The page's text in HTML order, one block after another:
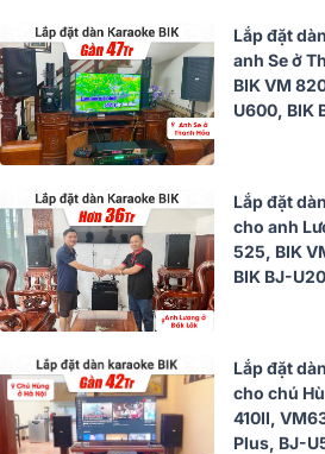
Lắp đặt
anh Se ở
BIK VM
U600, BIK
Lắp đặt
cho anh
525, BIK
BIK BJ-
Lắp đặt
cho chú
410II,
Plus, BJ-